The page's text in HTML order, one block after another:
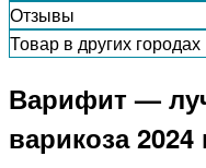
Отзывы
Товар в других городах
Варифит —
варикоза 2024